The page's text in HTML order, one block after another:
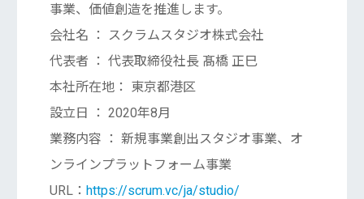
事業、価値創造を推進します。
会社名 ： スクラムスタジオ株式会社
代表者 ： 代表取締役社長 髙橋 正巳
本社所在地： 東京都港区
設立日 ： 2020年8月
業務内容 ： 新規事業創出スタジオ事業、オ
ンラインプラットフォーム事業
URL： https://scrum.vc/ja/studio/